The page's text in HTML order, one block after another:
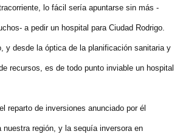
lo fácil sería apuntarse sin más -
a pedir un hospital para Ciudad Rodrigo.
y desde la óptica de la planificación sanitaria y
recursos, es de todo punto inviable un hospital
reparto de inversiones anunciado por él
nuestra región, y la sequía inversora en